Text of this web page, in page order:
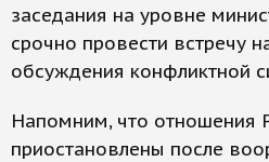
заседания на уровне
срочно провести встречу
обсуждения конфликтной
Напомним, что отношения
приостановлены после